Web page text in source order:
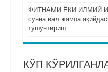
ФИТНАМИ ЁКИ ИЛМИЙ
сунна вал жамоа
тушунтириш
КЎП